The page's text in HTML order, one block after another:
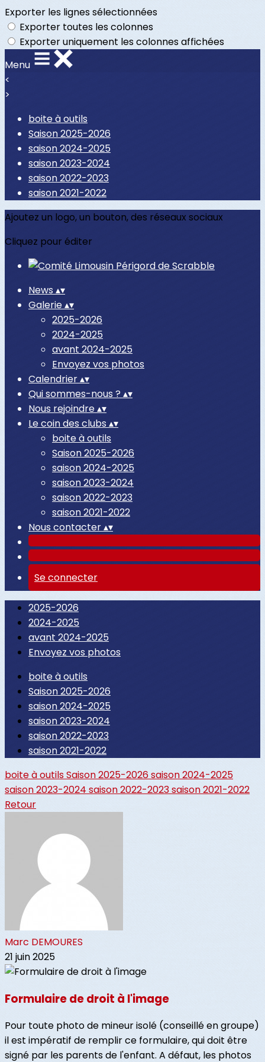
Exporter les lignes sélectionnées
Exporter toutes les colonnes
Exporter uniquement les colonnes affichées
Menu
<
>
boite à outils
Saison 2025-2026
saison 2024-2025
saison 2023-2024
saison 2022-2023
saison 2021-2022
Ajoutez un logo, un bouton, des réseaux sociaux
Cliquez pour éditer
News ▴▾
Galerie▴▾
2025-2026
2024-2025
avant 2024-2025
Envoyez vos photos
Calendrier▴▾
Qui sommes-nous ? ▴▾
Nous rejoindre▴▾
Le coin des clubs ▴▾
boite à outils
Saison 2025-2026
saison 2024-2025
saison 2023-2024
saison 2022-2023
saison 2021-2022
Nous contacter▴▾
Se connecter
2025-2026
2024-2025
avant 2024-2025
Envoyez vos photos
boite à outils
Saison 2025-2026
saison 2024-2025
saison 2023-2024
saison 2022-2023
saison 2021-2022
boite à outilsSaison 2025-2026saison 2024-2025
saison 2023-2024 saison 2022-2023saison 2021-2022
Retour
Marc DEMOURES
21 juin 2025
Formulaire de droit à l'image
Pour toute photo de mineur isolé (conseillé en groupe)
il est impératif de remplir ce formulaire, qui doit être
signé par les parents de l'enfant. A défaut, les photos